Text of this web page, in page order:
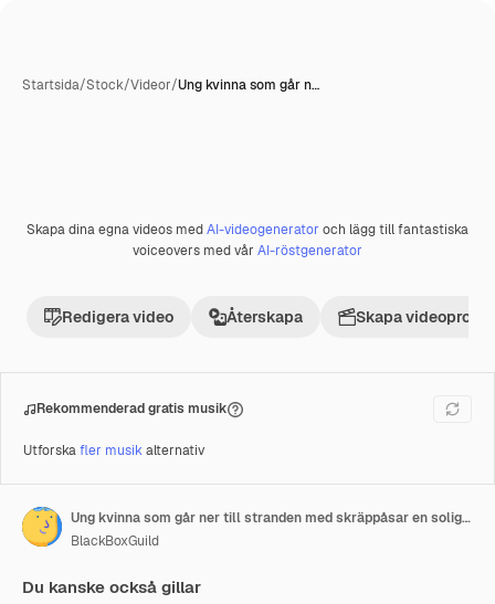
Startsida/Stock/Videor/Ung kvinna som går n…
Premie
Skapa dina egna videos medAI-videogenerator och lägg till fantastiska
voiceovers med vår AI-röstgenerator
Redigera video Återskapa Skapa
Rekommenderad gratis musik
Utforskafler musikalternativ
Ung kvinna som går ner till stranden med skräppåsar en solig vinterdag
BlackBoxGuild
Du kanske också gillar